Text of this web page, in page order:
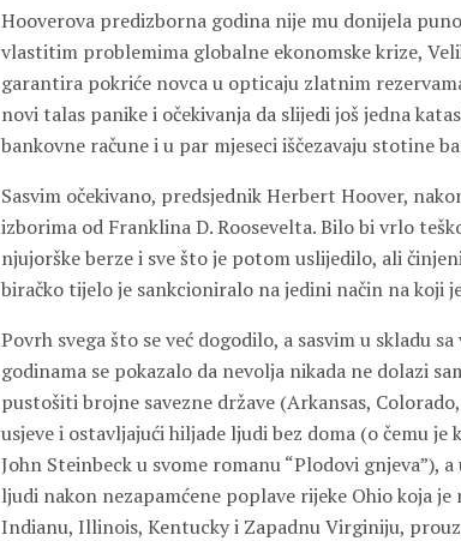
Hooverova predizborna godina nije mu donijela
vlastitim problemima globalne ekonomske krize,
garantira pokriće novca u opticaju zlatnim
novi talas panike i očekivanja da slijedi još jedna
bankovne račune i u par mjeseci iščezavaju stotine
Sasvim očekivano, predsjednik Herbert Hoover,
izborima od Franklina D. Roosevelta. Bilo bi vrlo
njujorške berze i sve što je potom uslijedilo, ali
biračko tijelo je sankcioniralo na jedini način na koji
Povrh svega što se već dogodilo, a sasvim u skladu
godinama se pokazalo da nevolja nikada ne dolazi
pustošiti brojne savezne države (Arkansas,
usjeve i ostavljajući hiljade ljudi bez doma (o čemu
John Steinbeck u svome romanu “Plodovi gnjeva”),
ljudi nakon nezapamćene poplave rijeke Ohio koja je
Indianu, Illinois, Kentucky i Zapadnu Virginiju,